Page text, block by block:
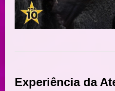
Experiência da